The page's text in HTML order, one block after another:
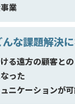
業
な課題解決
る遠方の顧客と
った
ニケーションが